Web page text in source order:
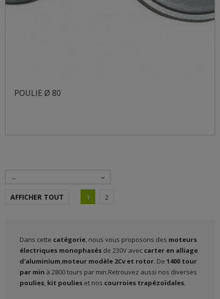
POULIE Ø 80
--
AFFICHER TOUT 1 2
Dans cette catégorie, nous vous proposons des moteurs
électriques monophasés de 230V avec carter en alliage
d'aluminium,moteur modèle 2Cv et rotor. De 1400 tour
par min à 2800 tours par min.Retrouvez aussi nos diverses
poulies, kit poulies et nos courroies trapézoïdales.